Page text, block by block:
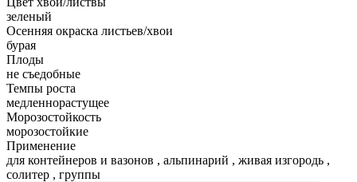
зеленый
Осенняя окраска листьев/хвои
бурая
Плоды
не съедобные
Темпы роста
медленнорастущее
Морозостойкость
морозостойкие
Применение
для контейнеров и вазонов , альпинарий , живая изгородь ,
солитер , группы